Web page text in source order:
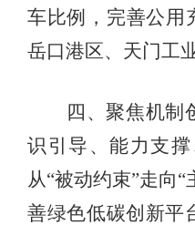
车比例，完善公用
岳口港区、天门工
四、聚焦机制
识引导、能力支
从“被动约束”走向“
善绿色低碳创新平